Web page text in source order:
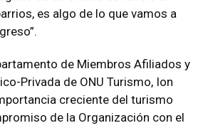
es algo de lo que vamos a
de Miembros Afiliados y
Privada de ONU Turismo, Ion
creciente del turismo
de la Organización con el